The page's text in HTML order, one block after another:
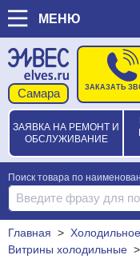
МЕНЮ
ЗАЯВКА НА РЕМОНТ И
ОБСЛУЖИВАНИЕ
ЗАКАЗАТЬ
Поиск товара по
Главная >
Витрины холодильные >